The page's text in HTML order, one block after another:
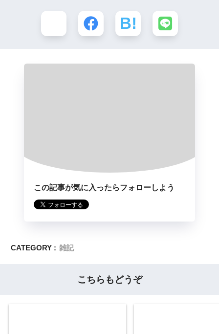
この記事が気に入ったらフォローしよう
CATEGORY : 雑記
こちらもどうぞ